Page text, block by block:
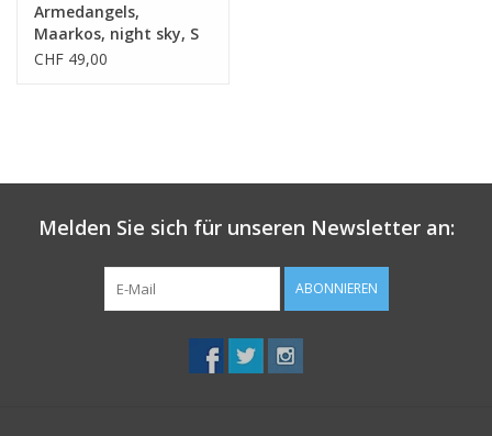
Armedangels,
Maarkos, night sky, S
CHF 49,00
Melden Sie sich für unseren Newsletter an:
ABONNIEREN